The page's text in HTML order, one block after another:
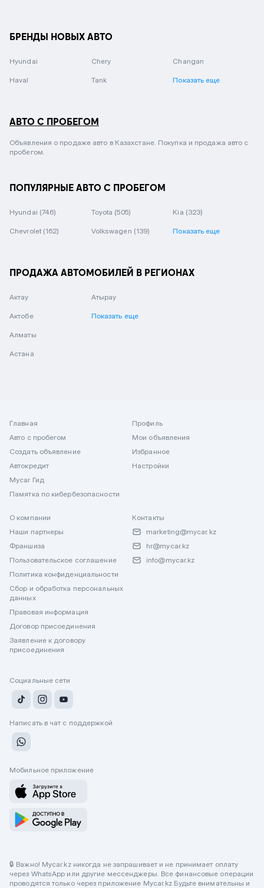
БРЕНДЫ НОВЫХ АВТО
Hyundai Chery Changan
Haval Tank Показать еще
АВТО С ПРОБЕГОМ
Объявления о продаже авто в Казахстане. Покупка и продажа авто с
пробегом.
ПОПУЛЯРНЫЕ АВТО С ПРОБЕГОМ
Hyundai (746) Toyota (505) Kia (323)
Chevrolet (162) Volkswagen (139) Показать еще
ПРОДАЖА АВТОМОБИЛЕЙ В РЕГИОНАХ
Актау
Актобе
Алматы
Астана
Атырау
Показать еще
Главная
Авто с пробегом
Создать объявление
Автокредит
Mycar Гид
Памятка по кибербезопасности
Профиль
Мои объявления
Избранное
Настройки
О компании
Наши партнеры
Франшиза
Пользовательское соглашение
Политика конфиденциальности
Сбор и обработка персональных
данных
Правовая информация
Договор присоединения
Заявление к договору
присоединения
Контакты
marketing@mycar.kz
hr@mycar.kz
info@mycar.kz
Социальные сети
Написать в чат с поддержкой
Мобильное приложение
🔒 Важно! Mycar.kz никогда не запрашивает и не принимает оплату
через WhatsApp или другие мессенджеры. Все финансовые операции
проводятся только через приложение Mycar.kz Будьте внимательны и